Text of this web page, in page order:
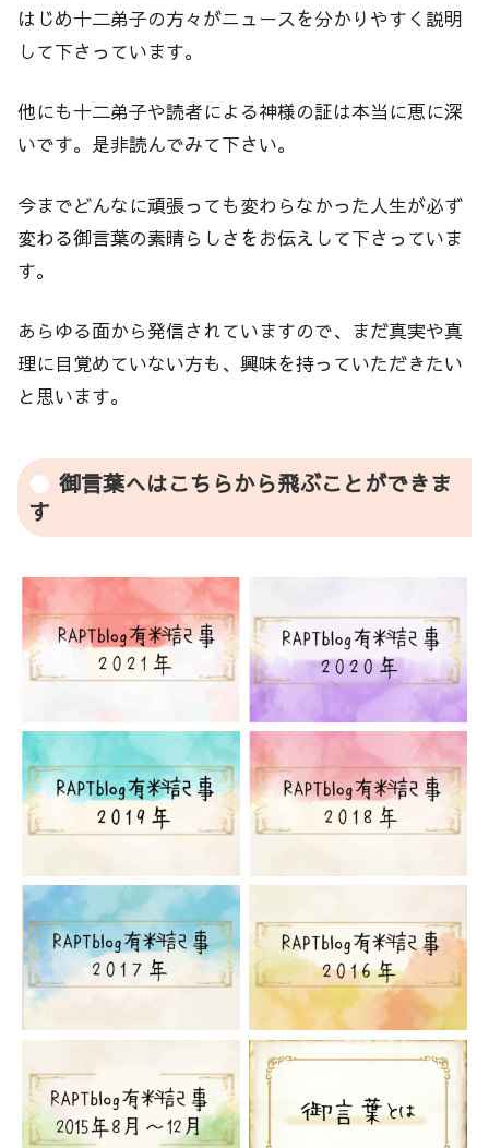
はじめ十二弟子の方々がニュースを分かりやすく説明
して下さっています。
他にも十二弟子や読者による神様の証は本当に恵に深
いです。是非読んでみて下さい。
今までどんなに頑張っても変わらなかった人生が必ず
変わる御言葉の素晴らしさをお伝えして下さっていま
す。
あらゆる面から発信されていますので、まだ真実や真
理に目覚めていない方も、興味を持っていただきたい
と思います。
御言葉へはこちらから飛ぶことができま
す